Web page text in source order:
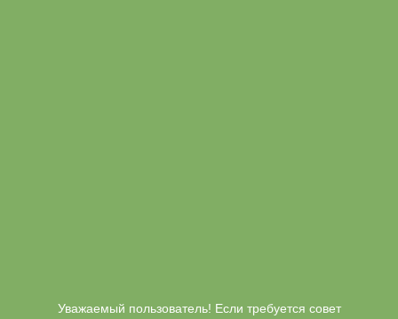
Уважаемый пользователь! Если требуется совет